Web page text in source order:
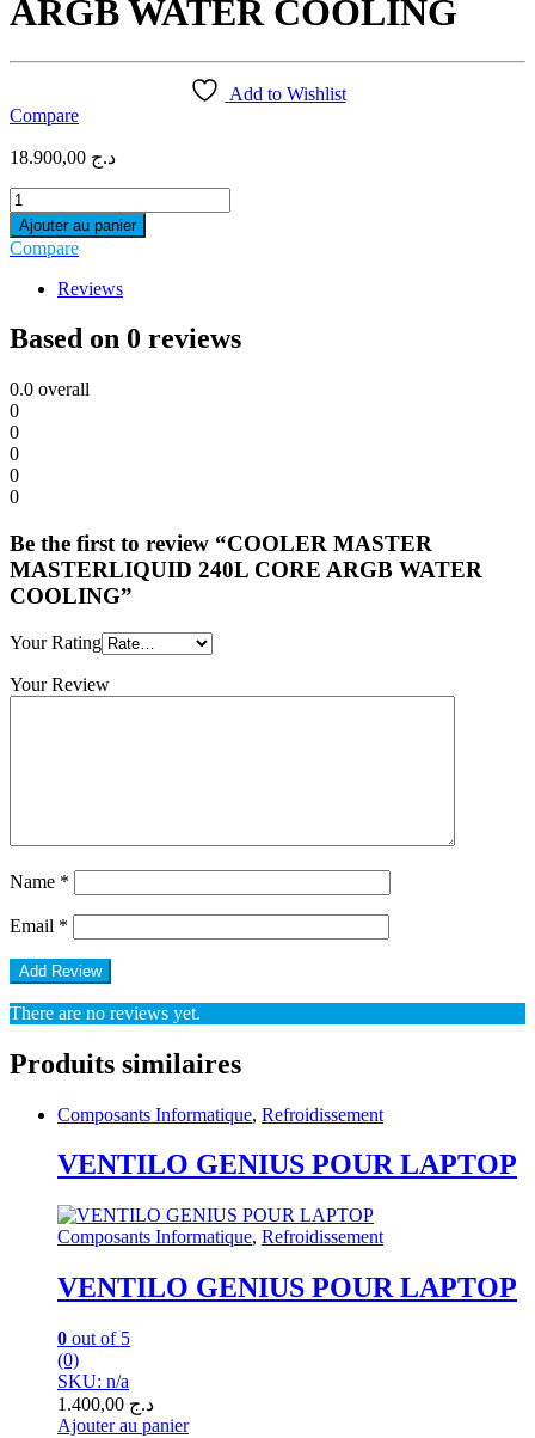
ARGB WATER COOLING
Add to Wishlist
Compare
د.ج
COOLER
MASTER
MASTERLIQUID
240L
CORE
ARGB
WATER
COOLING
Ajouter au panier
Compare
Reviews
Based on 0 reviews
0.0 overall
0
0
0
0
0
Be the first to review “COOLER MASTER
MASTERLIQUID 240L CORE ARGB WATER
COOLING”
Your Rating
Your Review
Name *
Email *
There are no reviews yet.
Produits similaires
Composants Informatique, Refroidissement
VENTILO GENIUS POUR LAPTOP
Composants Informatique, Refroidissement
VENTILO GENIUS POUR LAPTOP
0 out of 5
(0)
SKU: n/a
د.ج
Ajouter au panier